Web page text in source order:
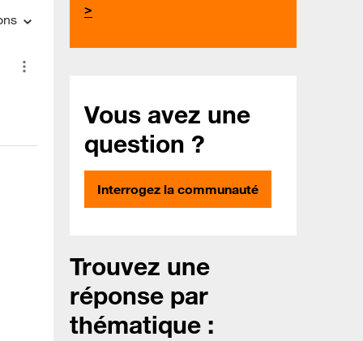
>
Vous avez une
question ?
Interrogez la communauté
Trouvez une
réponse par
thématique :